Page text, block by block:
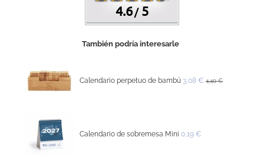
4.6 /5
También podría interesarle
Calendario perpetuo de bambú 3,08 € 4,40 €
Calendario de sobremesa Mini 0,19 €